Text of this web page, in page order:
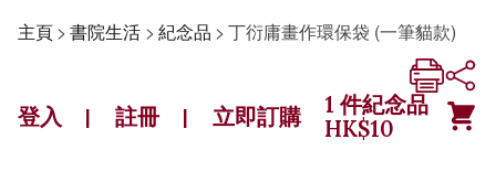
主頁> 書院生活 > 紀念品 > 丁衍庸畫作環保袋 (一筆貓款)
登入 | 註冊 | 立即訂購 1 件紀念品
HK$10